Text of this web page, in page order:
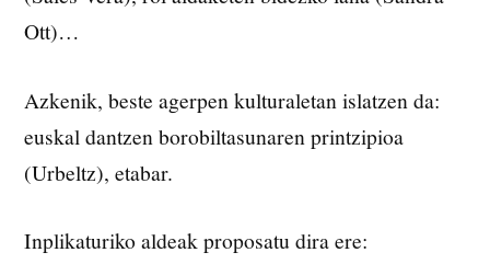
Ott)…
Azkenik, beste agerpen kulturaletan islatzen da:
euskal dantzen borobiltasunaren printzipioa
(Urbeltz), etabar.
Inplikaturiko aldeak proposatu dira ere: